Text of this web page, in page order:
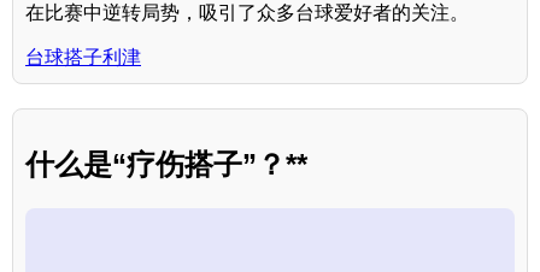
在比赛中逆转局势，吸引了众多台球爱好者的关注。
台球搭子利津
什么是“疗伤搭子”？**